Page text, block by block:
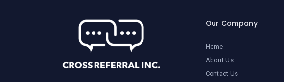
Our Company
Home
About Us
Contact Us